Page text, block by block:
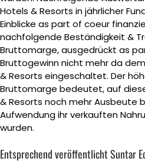
Hotels & Resorts in jährlicher
Einblicke as part of coeur
nachfolgende Beständigkeit &
Bruttomarge, ausgedrückt as
Bruttogewinn nicht mehr da
& Resorts eingeschaltet. Der
Bruttomarge bedeutet, auf
& Resorts noch mehr Ausbeute
Aufwendung ihr verkauften
wurden.
Entsprechend veröffentlicht Suntar